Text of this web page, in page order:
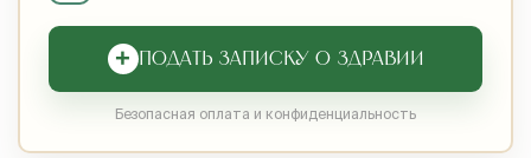
+ ПОДАТЬ ЗАПИСКУ О ЗДРАВИИ
Безопасная оплата и конфиденциальность